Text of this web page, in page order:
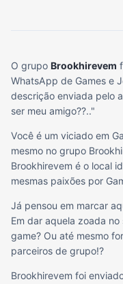
O grupo Brookhirevem
WhatsApp de Games e
descrição enviada pelo
ser meu amigo??.."
Você é um viciado em
mesmo no grupo
Brookhirevem é o local
mesmas paixões por
Já pensou em marcar
Em dar aquela zoada
game? Ou até mesmo
parceiros de grupo!?
Brookhirevem foi